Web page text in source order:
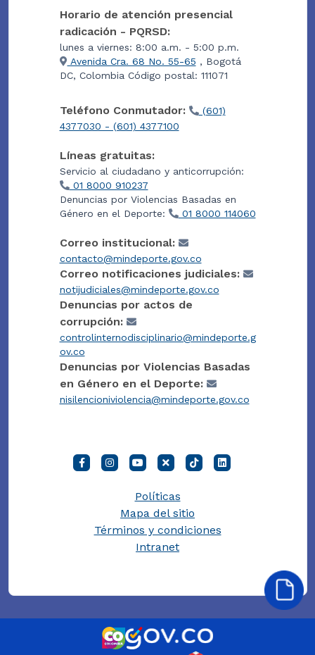
Horario de atención presencial
radicación - PQRSD:
lunes a viernes: 8:00 a.m. - 5:00 p.m.
Avenida Cra. 68 No. 55-65 , Bogotá
DC, Colombia Código postal: 111071
Teléfono Conmutador:
(601)
4377030 - (601) 4377100
Líneas gratuitas:
Servicio al ciudadano y anticorrupción:
01 8000 910237
Denuncias por Violencias Basadas en
Género en el Deporte:
01 8000 114060
Correo institucional:
contacto@mindeporte.gov.co
Correo notificaciones judiciales:
notijudiciales@mindeporte.gov.co
Denuncias por actos de
corrupción:
controlinternodisciplinario@mindeporte.g
ov.co
Denuncias por Violencias Basadas
en Género en el Deporte:
nisilencioniviolencia@mindeporte.gov.co
Políticas
Mapa del sitio
Términos y condiciones
Intranet